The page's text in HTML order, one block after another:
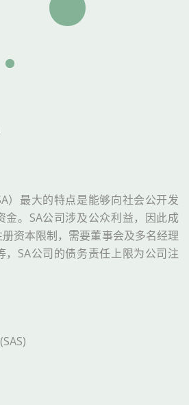
）最大的特点是能够向社会公开发
金。SA公司涉及公众利益，因此成
资本限制，需要董事会及多名经理
，SA公司的债务责任上限为公司注